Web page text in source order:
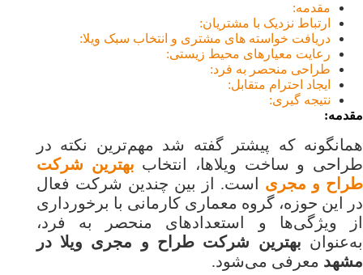
مقدمه:
ارتباط نزدیک با مشتریان:
دریافت خواسته های مشتری و انتخاب سبک ویلا:
رعایت معیارهای محیط زیستی:
طراحی منحصر به فرد:
ایجاد احترام متقابل:
نتیجه گیری:
مقدمه:
همانگونه که پیشتر گفته شد مهم‌ترین نکته در
طراحی و ساخت ویلاها، انتخاب بهترین شرکت
طراح و مجری است. از بین چندین شرکت فعال
در این حوزه، گروه معماری کارمانی با برخورداری
از ویژگی‌ها و استعدادهای منحصر به فرد،
به‌عنوان بهترین شرکت طراح و مجری ویلا در
مشهد معرفی می‌شود.